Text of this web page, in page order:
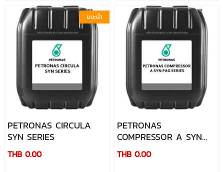
แนะนำ
PETRONAS CIRCULA
SYN SERIES
THB 0.00
PETRONAS
COMPRESSOR A SYN
PAG SERIES
THB 0.00